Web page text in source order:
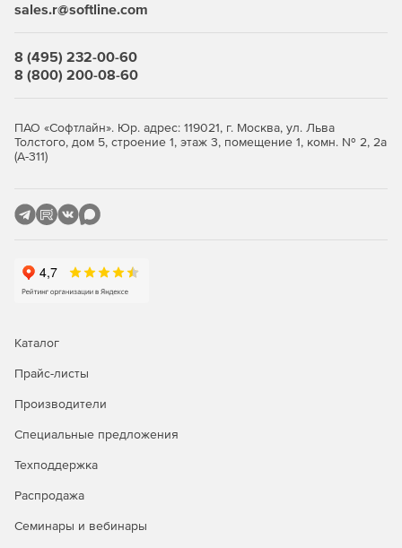
Возможность создания картотек любых объектов.
мира.
Электронная картотека
организации картотек по учету любых видов данных. В
рамках одного архива может быть организовано
позволяют получить все преимущества
автоматизированного учета, включающие быстрый поиск,
Архивное дело
Архив позволяет полностью автоматизировать архивное
поточный ввод бумажных документов со сканера,
распознавания атрибутов документов. Поддерживается
автоматизация всех аспектов ввода документов в архив,
размещение. Документы могут добавляться в архив как в
документов оператором.
sales.r@softline.com
8 (495) 232-00-60
8 (800) 200-08-60
ПАО «Софтлайн». Юр. адрес: 119021, г. Москва, ул. Льва
Толстого, дом 5, строение 1, этаж 3, помещение 1, комн. № 2, 2а
(А-311)
Каталог
Прайс-листы
Производители
Специальные предложения
Техподдержка
Распродажа
Семинары и вебинары